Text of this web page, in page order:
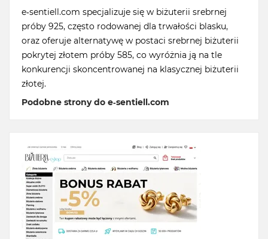
e-sentiell.com specjalizuje się w biżuterii srebrnej
próby 925, często rodowanej dla trwałości blasku,
oraz oferuje alternatywę w postaci srebrnej biżuterii
pokrytej złotem próby 585, co wyróżnia ją na tle
konkurencji skoncentrowanej na klasycznej biżuterii
złotej.
Podobne strony do e-sentiell.com